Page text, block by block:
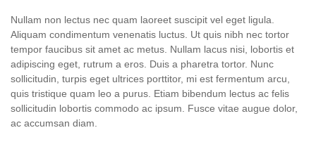
Nullam non lectus nec quam laoreet suscipit vel eget ligula.
Aliquam condimentum venenatis luctus. Ut quis nibh nec tortor
tempor faucibus sit amet ac metus. Nullam lacus nisi, lobortis et
adipiscing eget, rutrum a eros. Duis a pharetra tortor. Nunc
sollicitudin, turpis eget ultrices porttitor, mi est fermentum arcu,
quis tristique quam leo a purus. Etiam bibendum lectus ac felis
sollicitudin lobortis commodo ac ipsum. Fusce vitae augue dolor,
ac accumsan diam.